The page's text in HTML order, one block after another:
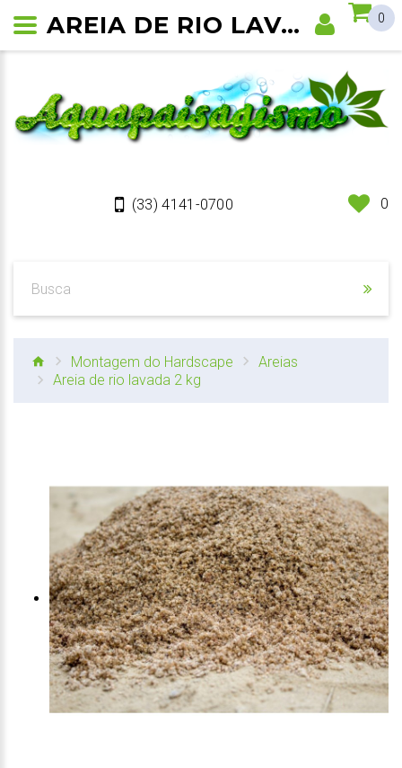
(33) 4141-0700 0
0
Montagem do Hardscape
Areias
Areia de rio lavada 2 kg
AREIA DE RIO LAVADA 2 KG